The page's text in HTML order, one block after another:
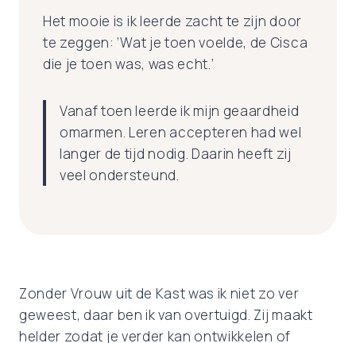
Het mooie is ik leerde zacht te zijn door
te zeggen: ‘Wat je toen voelde, de Cisca
die je toen was, was echt.’
Vanaf toen leerde ik mijn geaardheid
omarmen. Leren accepteren had wel
langer de tijd nodig. Daarin heeft zij
veel ondersteund.
Zonder Vrouw uit de Kast was ik niet zo ver
geweest, daar ben ik van overtuigd. Zij maakt
helder zodat je verder kan ontwikkelen of